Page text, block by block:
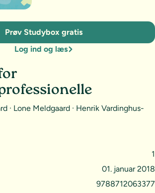
1
01. januar 2018
9788712063377
· Lone Meldgaard · Henrik Vardinghus-
Prøv Studybox gratis
Log ind og læs